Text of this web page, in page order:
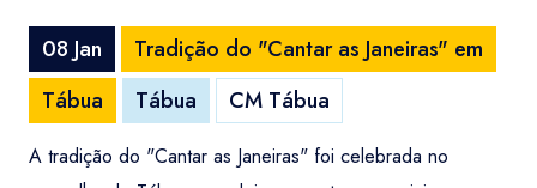
08 Jan
Tradição do "Cantar as Janeiras" em
Tábua
Tábua CM Tábua
A tradição do "Cantar as Janeiras" foi celebrada no